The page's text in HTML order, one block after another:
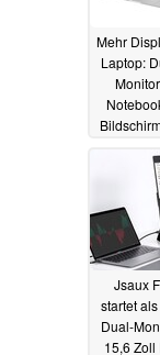
Mehr
Laptop:
Jsaux
startet
Dual-
15,6 Zoll